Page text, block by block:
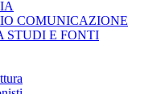
COMUNICAZIONE
STUDI E FONTI